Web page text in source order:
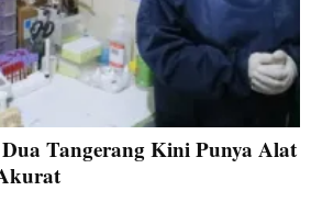
Dua Tangerang Kini Punya Alat